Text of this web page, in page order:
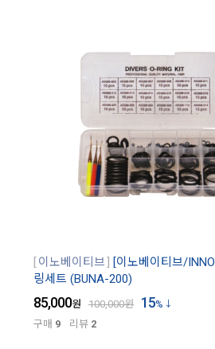
이노베이티브
[이노베이티브/
링세트 (BUNA-200)
85,000원 100,000원 15%
구매 9 리뷰 2